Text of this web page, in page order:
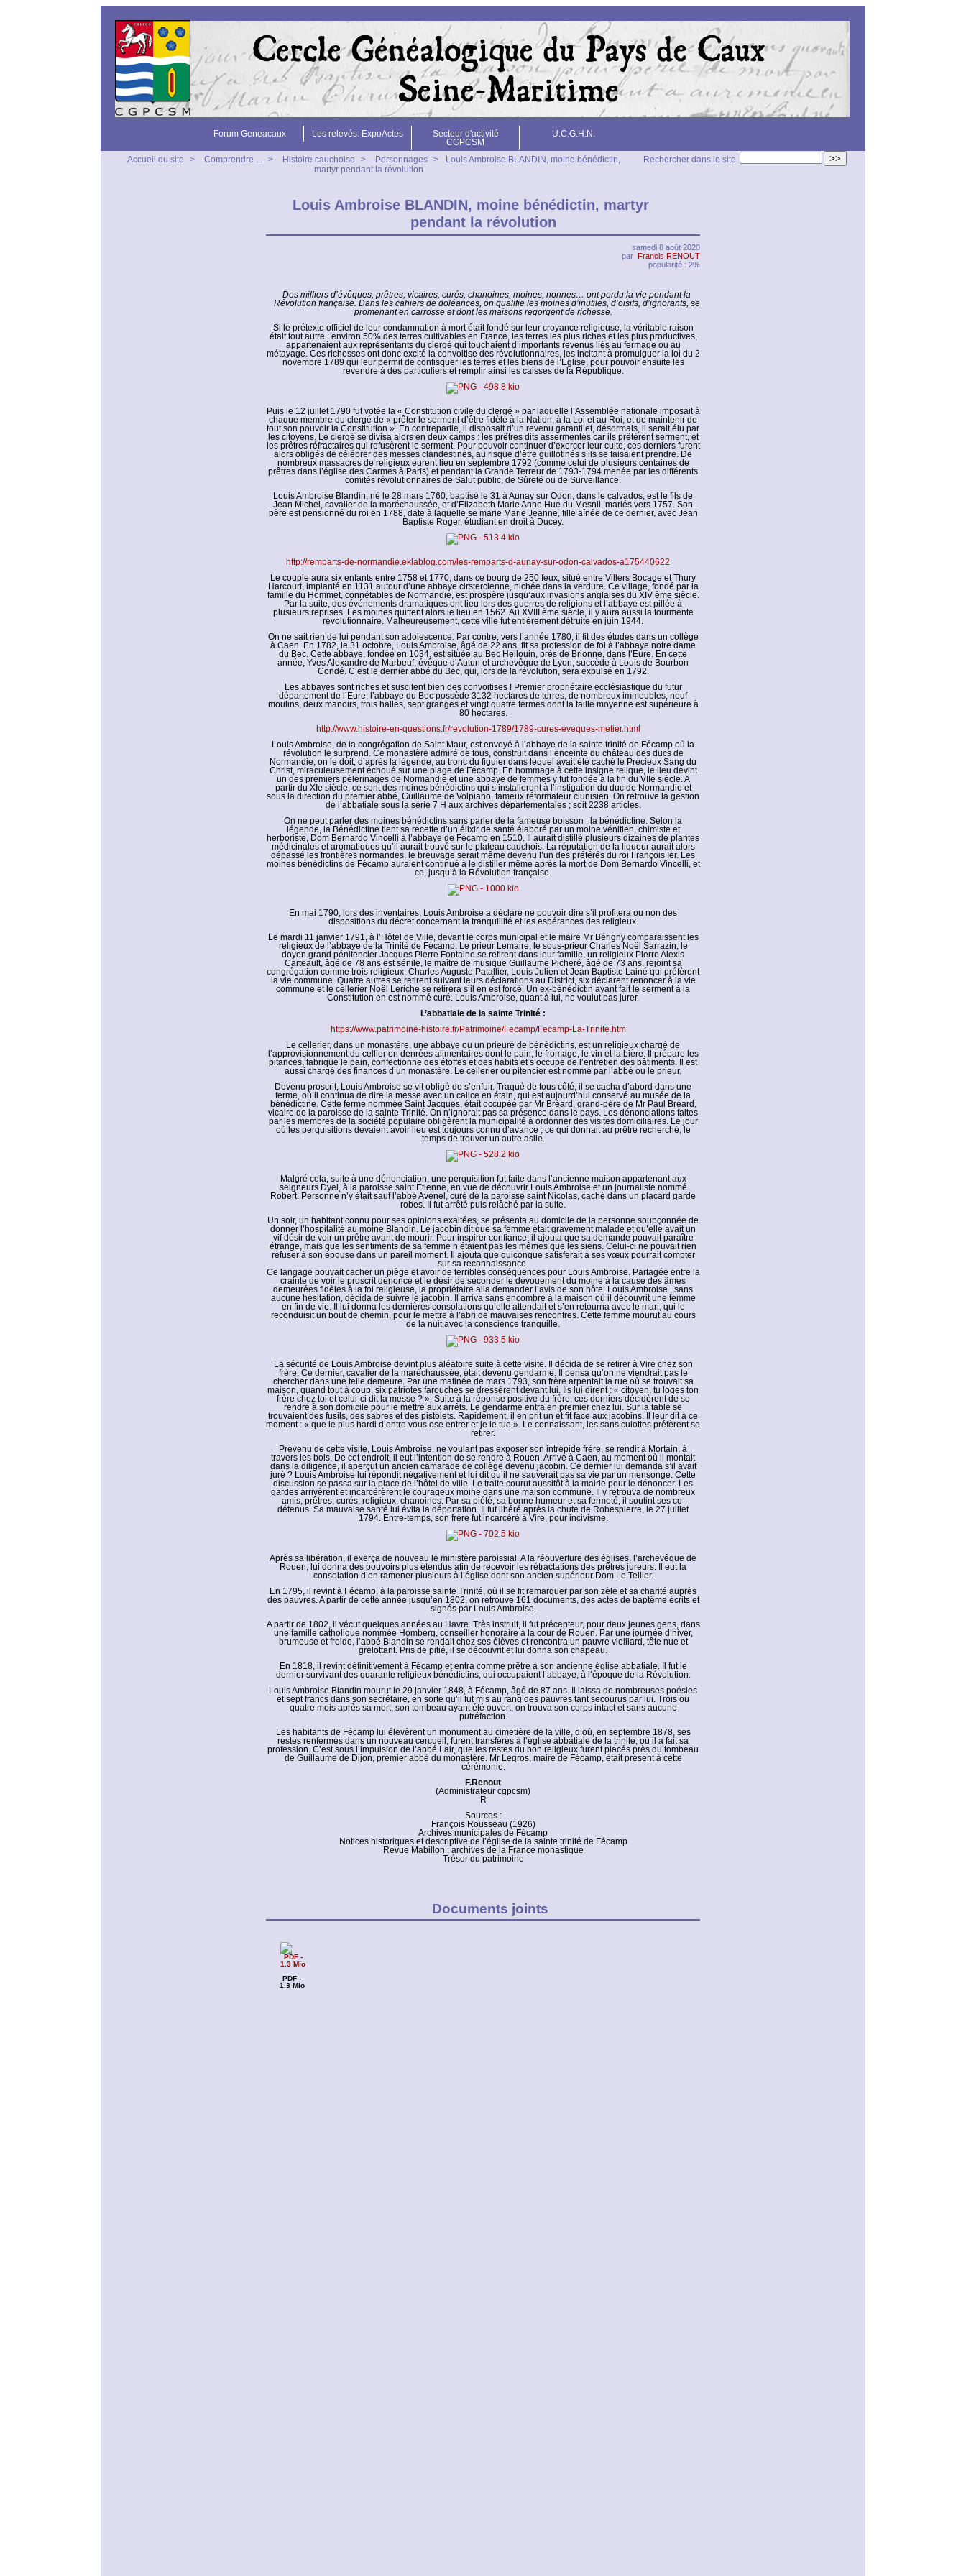
Forum Geneacaux Les relevés: ExpoActes
Secteur d'activité
CGPCSM
U.C.G.H.N.
>>
Rechercher dans le site
Accueil du site > Comprendre ... > Histoire cauchoise > Personnages >
Louis Ambroise BLANDIN, moine bénédictin,
martyr pendant la révolution
Louis Ambroise BLANDIN, moine bénédictin, martyr
pendant la révolution
samedi 8 août 2020
par Francis RENOUT
popularité : 2%
Des milliers d’évêques, prêtres, vicaires, curés, chanoines, moines, nonnes… ont perdu la vie pendant la
Révolution française. Dans les cahiers de doléances, on qualifie les moines d’inutiles, d’oisifs, d’ignorants, se
promenant en carrosse et dont les maisons regorgent de richesse.
Si le prétexte officiel de leur condamnation à mort était fondé sur leur croyance religieuse, la véritable raison
était tout autre : environ 50% des terres cultivables en France, les terres les plus riches et les plus productives,
appartenaient aux représentants du clergé qui touchaient d’importants revenus liés au fermage ou au
métayage. Ces richesses ont donc excité la convoitise des révolutionnaires, les incitant à promulguer la loi du 2
novembre 1789 qui leur permit de confisquer les terres et les biens de l’Église, pour pouvoir ensuite les
revendre à des particuliers et remplir ainsi les caisses de la République.
Puis le 12 juillet 1790 fut votée la « Constitution civile du clergé » par laquelle l’Assemblée nationale imposait à
chaque membre du clergé de « prêter le serment d’être fidèle à la Nation, à la Loi et au Roi, et de maintenir de
tout son pouvoir la Constitution ». En contrepartie, il disposait d’un revenu garanti et, désormais, il serait élu par
les citoyens. Le clergé se divisa alors en deux camps : les prêtres dits assermentés car ils prêtèrent serment, et
les prêtres réfractaires qui refusèrent le serment. Pour pouvoir continuer d’exercer leur culte, ces derniers furent
alors obligés de célébrer des messes clandestines, au risque d’être guillotinés s’ils se faisaient prendre. De
nombreux massacres de religieux eurent lieu en septembre 1792 (comme celui de plusieurs centaines de
prêtres dans l’église des Carmes à Paris) et pendant la Grande Terreur de 1793-1794 menée par les différents
comités révolutionnaires de Salut public, de Sûreté ou de Surveillance.
Louis Ambroise Blandin, né le 28 mars 1760, baptisé le 31 à Aunay sur Odon, dans le calvados, est le fils de
Jean Michel, cavalier de la maréchaussée, et d’Elizabeth Marie Anne Hue du Mesnil, mariés vers 1757. Son
père est pensionné du roi en 1788, date à laquelle se marie Marie Jeanne, fille aînée de ce dernier, avec Jean
Baptiste Roger, étudiant en droit à Ducey.
http://remparts-de-normandie.eklablog.com/les-remparts-d-aunay-sur-odon-calvados-a175440622
Le couple aura six enfants entre 1758 et 1770, dans ce bourg de 250 feux, situé entre Villers Bocage et Thury
Harcourt, implanté en 1131 autour d’une abbaye cirstercienne, nichée dans la verdure. Ce village, fondé par la
famille du Hommet, connétables de Normandie, est prospère jusqu’aux invasions anglaises du XIV ème siècle.
Par la suite, des événements dramatiques ont lieu lors des guerres de religions et l’abbaye est pillée à
plusieurs reprises. Les moines quittent alors le lieu en 1562. Au XVIII ème siècle, il y aura aussi la tourmente
révolutionnaire. Malheureusement, cette ville fut entièrement détruite en juin 1944.
On ne sait rien de lui pendant son adolescence. Par contre, vers l’année 1780, il fit des études dans un collège
à Caen. En 1782, le 31 octobre, Louis Ambroise, âgé de 22 ans, fit sa profession de foi à l’abbaye notre dame
du Bec. Cette abbaye, fondée en 1034, est située au Bec Hellouin, près de Brionne, dans l’Eure. En cette
année, Yves Alexandre de Marbeuf, évêque d’Autun et archevêque de Lyon, succède à Louis de Bourbon
Condé. C’est le dernier abbé du Bec, qui, lors de la révolution, sera expulsé en 1792.
Les abbayes sont riches et suscitent bien des convoitises ! Premier propriétaire ecclésiastique du futur
département de l’Eure, l’abbaye du Bec possède 3132 hectares de terres, de nombreux immeubles, neuf
moulins, deux manoirs, trois halles, sept granges et vingt quatre fermes dont la taille moyenne est supérieure à
80 hectares.
http://www.histoire-en-questions.fr/revolution-1789/1789-cures-eveques-metier.html
Louis Ambroise, de la congrégation de Saint Maur, est envoyé à l’abbaye de la sainte trinité de Fécamp où la
révolution le surprend. Ce monastère admiré de tous, construit dans l’enceinte du château des ducs de
Normandie, on le doit, d’après la légende, au tronc du figuier dans lequel avait été caché le Précieux Sang du
Christ, miraculeusement échoué sur une plage de Fécamp. En hommage à cette insigne relique, le lieu devint
un des premiers pèlerinages de Normandie et une abbaye de femmes y fut fondée à la fin du VIIe siècle. A
partir du XIe siècle, ce sont des moines bénédictins qui s’installeront à l’instigation du duc de Normandie et
sous la direction du premier abbé, Guillaume de Volpiano, fameux réformateur clunisien. On retrouve la gestion
de l’abbatiale sous la série 7 H aux archives départementales ; soit 2238 articles.
On ne peut parler des moines bénédictins sans parler de la fameuse boisson : la bénédictine. Selon la
légende, la Bénédictine tient sa recette d’un élixir de santé élaboré par un moine vénitien, chimiste et
herboriste, Dom Bernardo Vincelli à l’abbaye de Fécamp en 1510. Il aurait distillé plusieurs dizaines de plantes
médicinales et aromatiques qu’il aurait trouvé sur le plateau cauchois. La réputation de la liqueur aurait alors
dépassé les frontières normandes, le breuvage serait même devenu l’un des préférés du roi François Ier. Les
moines bénédictins de Fécamp auraient continué à le distiller même après la mort de Dom Bernardo Vincelli, et
ce, jusqu’à la Révolution française.
En mai 1790, lors des inventaires, Louis Ambroise a déclaré ne pouvoir dire s’il profitera ou non des
dispositions du décret concernant la tranquillité et les espérances des religieux.
Le mardi 11 janvier 1791, à l’Hôtel de Ville, devant le corps municipal et le maire Mr Bérigny comparaissent les
religieux de l’abbaye de la Trinité de Fécamp. Le prieur Lemaire, le sous-prieur Charles Noël Sarrazin, le
doyen grand pénitencier Jacques Pierre Fontaine se retirent dans leur famille, un religieux Pierre Alexis
Carteault, âgé de 78 ans est sénile, le maître de musique Guillaume Picheré, âgé de 73 ans, rejoint sa
congrégation comme trois religieux, Charles Auguste Patallier, Louis Julien et Jean Baptiste Lainé qui préfèrent
la vie commune. Quatre autres se retirent suivant leurs déclarations au District, six déclarent renoncer à la vie
commune et le cellerier Noël Leriche se retirera s’il en est forcé. Un ex-bénédictin ayant fait le serment à la
Constitution en est nommé curé. Louis Ambroise, quant à lui, ne voulut pas jurer.
L’abbatiale de la sainte Trinité :
https://www.patrimoine-histoire.fr/Patrimoine/Fecamp/Fecamp-La-Trinite.htm
Le cellerier, dans un monastère, une abbaye ou un prieuré de bénédictins, est un religieux chargé de
l’approvisionnement du cellier en denrées alimentaires dont le pain, le fromage, le vin et la bière. Il prépare les
pitances, fabrique le pain, confectionne des étoffes et des habits et s’occupe de l’entretien des bâtiments. Il est
aussi chargé des finances d’un monastère. Le cellerier ou pitencier est nommé par l’abbé ou le prieur.
Devenu proscrit, Louis Ambroise se vit obligé de s’enfuir. Traqué de tous côté, il se cacha d’abord dans une
ferme, où il continua de dire la messe avec un calice en étain, qui est aujourd’hui conservé au musée de la
bénédictine. Cette ferme nommée Saint Jacques, était occupée par Mr Bréard, grand-père de Mr Paul Bréard,
vicaire de la paroisse de la sainte Trinité. On n’ignorait pas sa présence dans le pays. Les dénonciations faites
par les membres de la société populaire obligèrent la municipalité à ordonner des visites domiciliaires. Le jour
où les perquisitions devaient avoir lieu est toujours connu d’avance ; ce qui donnait au prêtre recherché, le
temps de trouver un autre asile.
Malgré cela, suite à une dénonciation, une perquisition fut faite dans l’ancienne maison appartenant aux
seigneurs Dyel, à la paroisse saint Etienne, en vue de découvrir Louis Ambroise et un journaliste nommé
Robert. Personne n’y était sauf l’abbé Avenel, curé de la paroisse saint Nicolas, caché dans un placard garde
robes. Il fut arrêté puis relâché par la suite.
Un soir, un habitant connu pour ses opinions exaltées, se présenta au domicile de la personne soupçonnée de
donner l’hospitalité au moine Blandin. Le jacobin dit que sa femme était gravement malade et qu’elle avait un
vif désir de voir un prêtre avant de mourir. Pour inspirer confiance, il ajouta que sa demande pouvait paraître
étrange, mais que les sentiments de sa femme n’étaient pas les mêmes que les siens. Celui-ci ne pouvait rien
refuser à son épouse dans un pareil moment. Il ajouta que quiconque satisferait à ses vœux pourrait compter
sur sa reconnaissance.
Ce langage pouvait cacher un piège et avoir de terribles conséquences pour Louis Ambroise. Partagée entre la
crainte de voir le proscrit dénoncé et le désir de seconder le dévouement du moine à la cause des âmes
demeurées fidèles à la foi religieuse, la propriétaire alla demander l’avis de son hôte. Louis Ambroise , sans
aucune hésitation, décida de suivre le jacobin. Il arriva sans encombre à la maison où il découvrit une femme
en fin de vie. Il lui donna les dernières consolations qu’elle attendait et s’en retourna avec le mari, qui le
reconduisit un bout de chemin, pour le mettre à l’abri de mauvaises rencontres. Cette femme mourut au cours
de la nuit avec la conscience tranquille.
La sécurité de Louis Ambroise devint plus aléatoire suite à cette visite. Il décida de se retirer à Vire chez son
frère. Ce dernier, cavalier de la maréchaussée, était devenu gendarme. Il pensa qu’on ne viendrait pas le
chercher dans une telle demeure. Par une matinée de mars 1793, son frère arpentait la rue où se trouvait sa
maison, quand tout à coup, six patriotes farouches se dressèrent devant lui. Ils lui dirent : « citoyen, tu loges ton
frère chez toi et celui-ci dit la messe ? ». Suite à la réponse positive du frère, ces derniers décidèrent de se
rendre à son domicile pour le mettre aux arrêts. Le gendarme entra en premier chez lui. Sur la table se
trouvaient des fusils, des sabres et des pistolets. Rapidement, il en prit un et fit face aux jacobins. Il leur dit à ce
moment : « que le plus hardi d’entre vous ose entrer et je le tue ». Le connaissant, les sans culottes préfèrent se
retirer.
Prévenu de cette visite, Louis Ambroise, ne voulant pas exposer son intrépide frère, se rendit à Mortain, à
travers les bois. De cet endroit, il eut l’intention de se rendre à Rouen. Arrivé à Caen, au moment où il montait
dans la diligence, il aperçut un ancien camarade de collège devenu jacobin. Ce dernier lui demanda s’il avait
juré ? Louis Ambroise lui répondit négativement et lui dit qu’il ne sauverait pas sa vie par un mensonge. Cette
discussion se passa sur la place de l’hôtel de ville. Le traite courut aussitôt à la mairie pour le dénoncer. Les
gardes arrivèrent et incarcérèrent le courageux moine dans une maison commune. Il y retrouva de nombreux
amis, prêtres, curés, religieux, chanoines. Par sa piété, sa bonne humeur et sa fermeté, il soutint ses co-
détenus. Sa mauvaise santé lui évita la déportation. Il fut libéré après la chute de Robespierre, le 27 juillet
1794. Entre-temps, son frère fut incarcéré à Vire, pour incivisme.
Après sa libération, il exerça de nouveau le ministère paroissial. A la réouverture des églises, l’archevêque de
Rouen, lui donna des pouvoirs plus étendus afin de recevoir les rétractations des prêtres jureurs. Il eut la
consolation d’en ramener plusieurs à l’église dont son ancien supérieur Dom Le Tellier.
En 1795, il revint à Fécamp, à la paroisse sainte Trinité, où il se fit remarquer par son zèle et sa charité auprès
des pauvres. A partir de cette année jusqu’en 1802, on retrouve 161 documents, des actes de baptême écrits et
signés par Louis Ambroise.
A partir de 1802, il vécut quelques années au Havre. Très instruit, il fut précepteur, pour deux jeunes gens, dans
une famille catholique nommée Homberg, conseiller honoraire à la cour de Rouen. Par une journée d’hiver,
brumeuse et froide, l’abbé Blandin se rendait chez ses élèves et rencontra un pauvre vieillard, tête nue et
grelottant. Pris de pitié, il se découvrit et lui donna son chapeau.
En 1818, il revint définitivement à Fécamp et entra comme prêtre à son ancienne église abbatiale. Il fut le
dernier survivant des quarante religieux bénédictins, qui occupaient l’abbaye, à l’époque de la Révolution.
Louis Ambroise Blandin mourut le 29 janvier 1848, à Fécamp, âgé de 87 ans. Il laissa de nombreuses poésies
et sept francs dans son secrétaire, en sorte qu’il fut mis au rang des pauvres tant secourus par lui. Trois ou
quatre mois après sa mort, son tombeau ayant été ouvert, on trouva son corps intact et sans aucune
putréfaction.
Les habitants de Fécamp lui élevèrent un monument au cimetière de la ville, d’où, en septembre 1878, ses
restes renfermés dans un nouveau cercueil, furent transférés à l’église abbatiale de la trinité, où il a fait sa
profession. C’est sous l’impulsion de l’abbé Lair, que les restes du bon religieux furent placés près du tombeau
de Guillaume de Dijon, premier abbé du monastère. Mr Legros, maire de Fécamp, était présent à cette
cérémonie.
F.Renout
(Administrateur cgpcsm)
R
Sources :
François Rousseau (1926)
Archives municipales de Fécamp
Notices historiques et descriptive de l’église de la sainte trinité de Fécamp
Revue Mabillon : archives de la France monastique
Trésor du patrimoine
Documents joints
PDF -
1.3 Mio